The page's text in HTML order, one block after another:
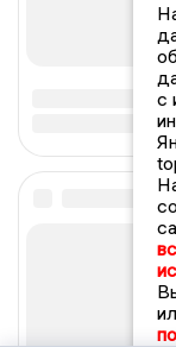
с